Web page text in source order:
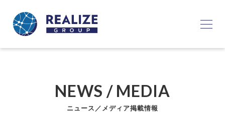
NEWS / MEDIA
ニュース／メディア掲載情報